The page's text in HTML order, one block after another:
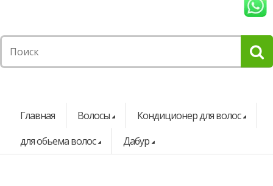
Главная Волосы
Кондиционер для волос
для обьема волос
Дабур